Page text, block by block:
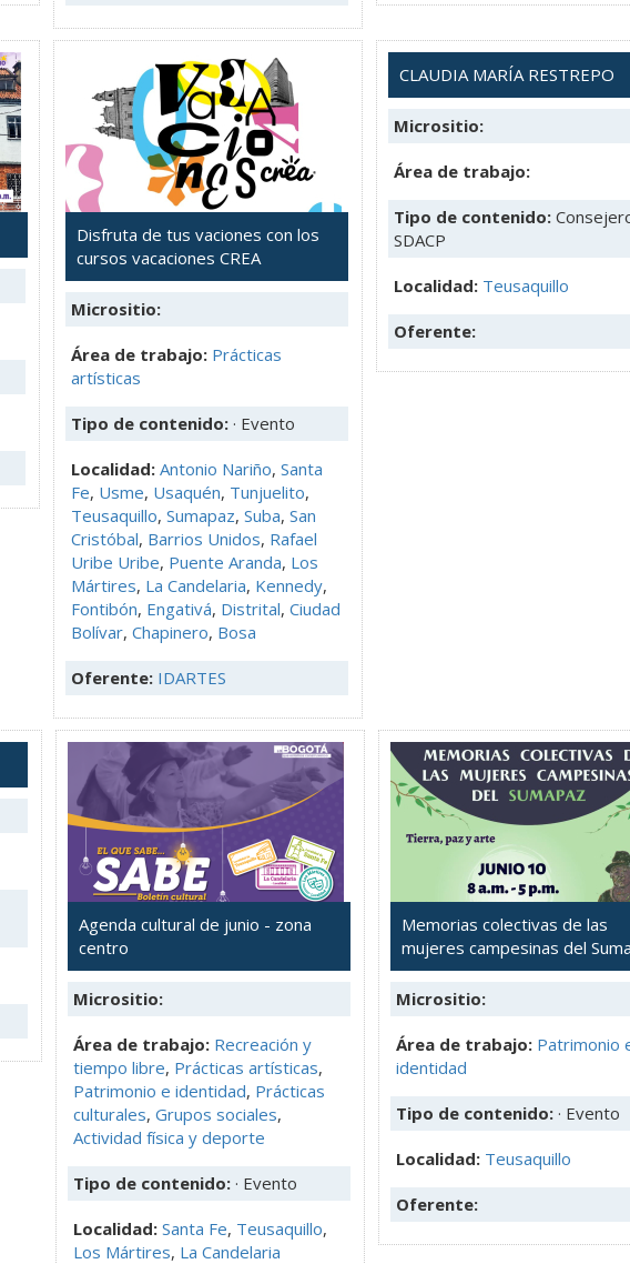
Disfruta de tus vaciones con los
cursos vacaciones CREA
Micrositio:
Área de trabajo: Prácticas
artísticas
Tipo de contenido: · Evento
Localidad: Antonio Nariño, Santa
Fe, Usme, Usaquén, Tunjuelito,
Teusaquillo, Sumapaz, Suba, San
Cristóbal, Barrios Unidos, Rafael
Uribe Uribe, Puente Aranda, Los
Mártires, La Candelaria, Kennedy,
Fontibón, Engativá, Distrital, Ciudad
Bolívar, Chapinero, Bosa
Oferente: IDARTES
CLAUDIA MARÍA RESTREPO
Micrositio:
Área de trabajo:
Tipo de contenido:
SDACP
Localidad: Teusaquillo
Oferente:
Agenda cultural de junio - zona
centro
Micrositio:
Área de trabajo: Recreación y
tiempo libre, Prácticas artísticas,
Patrimonio e identidad, Prácticas
culturales, Grupos sociales,
Actividad física y deporte
Tipo de contenido: · Evento
Localidad: Santa Fe, Teusaquillo,
Los Mártires, La Candelaria
Memorias colectivas de las
mujeres campesinas del
Micrositio:
Área de trabajo: Patrimonio
identidad
Tipo de contenido: · Evento
Localidad: Teusaquillo
Oferente: